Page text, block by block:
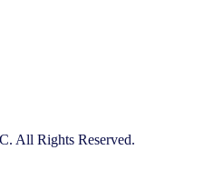
All Rights Reserved.